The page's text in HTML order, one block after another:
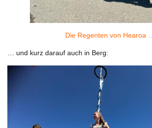
Die Regenten von Hearoa …
… und kurz darauf auch in Berg: